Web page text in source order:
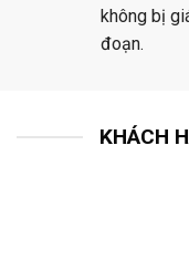
không bị
đoạn.
KHÁCH